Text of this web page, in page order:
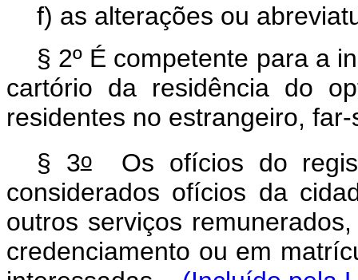
f) as alterações ou
§ 2º É competente para a
cartório da residência do
residentes no estrangeiro,
§ 3oOs ofícios do
considerados ofícios da
outros serviços
credenciamento ou em